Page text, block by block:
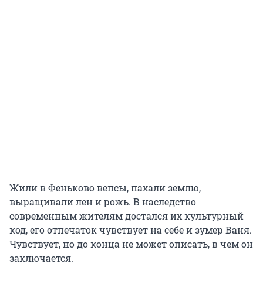
Жили в Феньково вепсы, пахали землю,
выращивали лен и рожь. В наследство
современным жителям достался их культурный
код, его отпечаток чувствует на себе и зумер Ваня.
Чувствует, но до конца не может описать, в чем он
заключается.